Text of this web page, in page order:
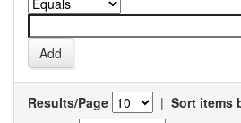
Results/Page | Sort items